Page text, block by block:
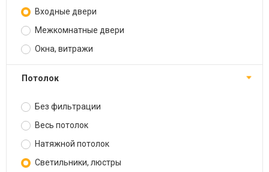
Входные двери
Межкомнатные двери
Окна, витражи
Потолок
Без фильтрации
Весь потолок
Натяжной потолок
Светильники, люстры